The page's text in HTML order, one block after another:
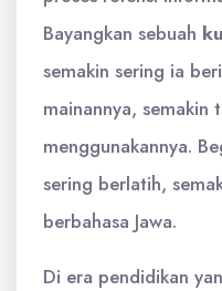
Bayangkan sebuah
semakin sering ia
mainannya, semakin
menggunakannya.
sering berlatih,
berbahasa Jawa.
Di era pendidikan